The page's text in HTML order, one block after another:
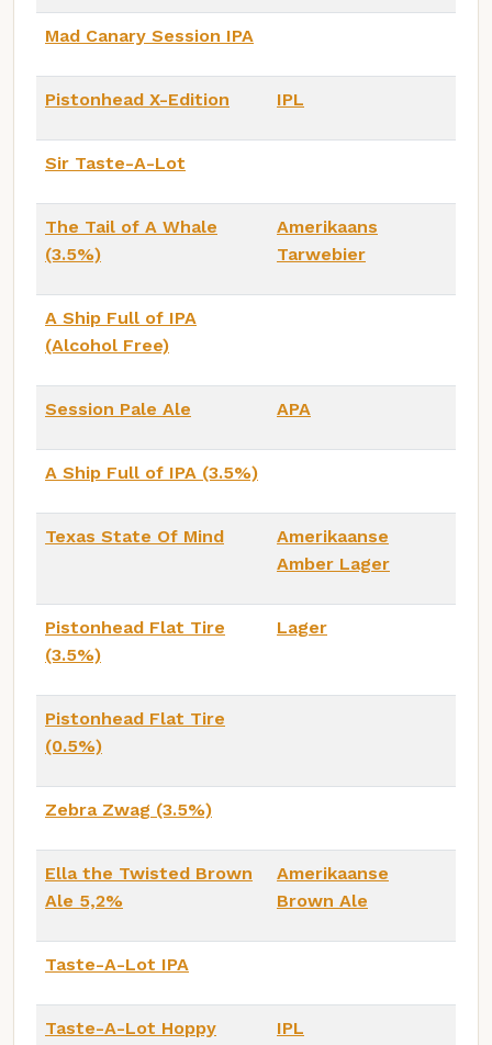
Mad Canary Session IPA
Pistonhead X-Edition IPL
Sir Taste-A-Lot
The Tail of A Whale
(3.5%)
Amerikaans
Tarwebier
A Ship Full of IPA
(Alcohol Free)
Session Pale Ale APA
A Ship Full of IPA (3.5%)
Texas State Of Mind
Amerikaanse
Amber Lager
Pistonhead Flat Tire
(3.5%)
Lager
Pistonhead Flat Tire
(0.5%)
Zebra Zwag (3.5%)
Ella the Twisted Brown
Ale 5,2%
Amerikaanse
Brown Ale
Taste-A-Lot IPA
Taste-A-Lot Hoppy
IPL